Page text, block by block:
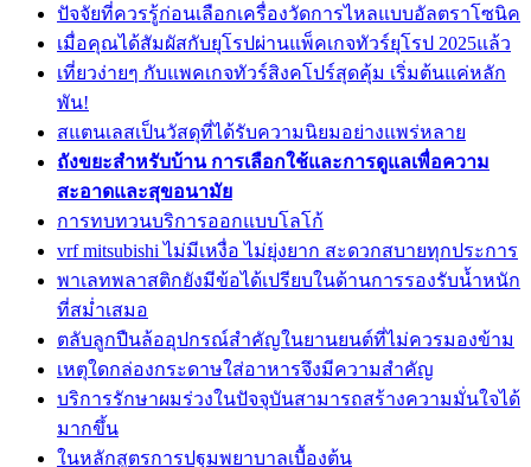
ปัจจัยที่ควรรู้ก่อนเลือกเครื่องวัดการไหลแบบอัลตราโซนิค
เมื่อคุณได้สัมผัสกับยุโรปผ่านแพ็คเกจทัวร์ยุโรป 2025แล้ว
เที่ยวง่ายๆ กับแพคเกจทัวร์สิงคโปร์สุดคุ้ม เริ่มต้นแค่หลัก
พัน!
สแตนเลสเป็นวัสดุที่ได้รับความนิยมอย่างแพร่หลาย
ถังขยะสำหรับบ้าน การเลือกใช้และการดูแลเพื่อความ
สะอาดและสุขอนามัย
การทบทวนบริการออกแบบโลโก้
vrf mitsubishi ไม่มีเหงื่อ ไม่ยุ่งยาก สะดวกสบายทุกประการ
พาเลทพลาสติกยังมีข้อได้เปรียบในด้านการรองรับน้ำหนัก
ที่สม่ำเสมอ
ตลับลูกปืนล้ออุปกรณ์สำคัญในยานยนต์ที่ไม่ควรมองข้าม
เหตุใดกล่องกระดาษใส่อาหารจึงมีความสำคัญ
บริการรักษาผมร่วงในปัจจุบันสามารถสร้างความมั่นใจได้
มากขึ้น
ในหลักสูตรการปฐมพยาบาลเบื้องต้น